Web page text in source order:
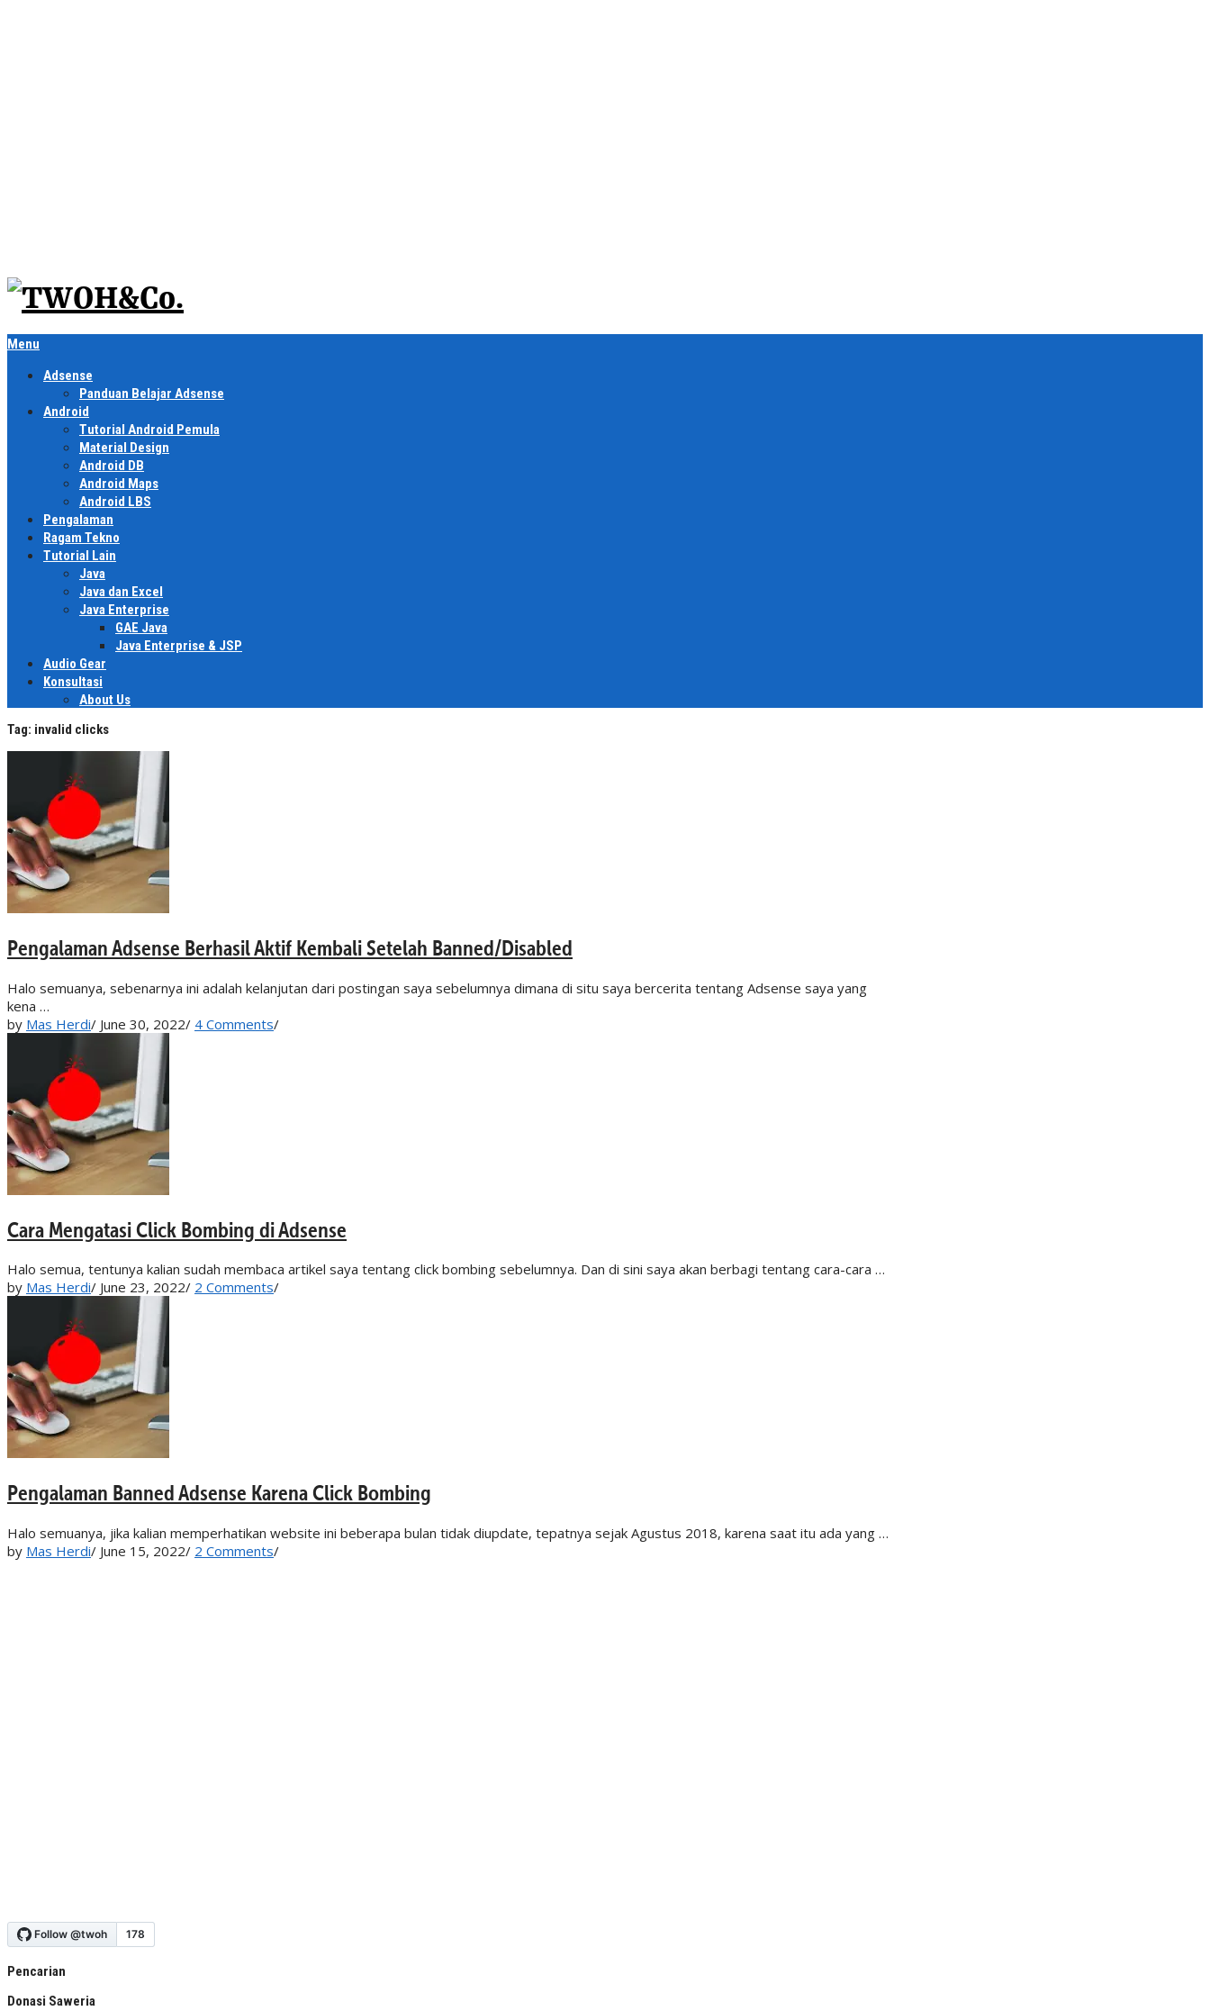
Menu
Adsense
Panduan Belajar Adsense
Android
Tutorial Android Pemula
Material Design
Android DB
Android Maps
Android LBS
Pengalaman
Ragam Tekno
Tutorial Lain
Java
Java dan Excel
Java Enterprise
GAE Java
Java Enterprise & JSP
Audio Gear
Konsultasi
About Us
Tag: invalid clicks
Pengalaman Adsense Berhasil Aktif Kembali Setelah Banned/Disabled
Halo semuanya, sebenarnya ini adalah kelanjutan dari postingan saya sebelumnya dimana di situ saya bercerita tentang Adsense saya yang
kena …
by Mas Herdi/ June 30, 2022/ 4 Comments/
Cara Mengatasi Click Bombing di Adsense
Halo semua, tentunya kalian sudah membaca artikel saya tentang click bombing sebelumnya. Dan di sini saya akan berbagi tentang cara-cara …
by Mas Herdi/ June 23, 2022/ 2 Comments/
Pengalaman Banned Adsense Karena Click Bombing
Halo semuanya, jika kalian memperhatikan website ini beberapa bulan tidak diupdate, tepatnya sejak Agustus 2018, karena saat itu ada yang …
by Mas Herdi/ June 15, 2022/ 2 Comments/
Pencarian
Donasi Saweria